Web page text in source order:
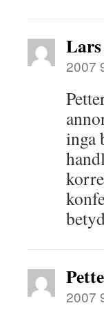
Lars
2007
inga
2007